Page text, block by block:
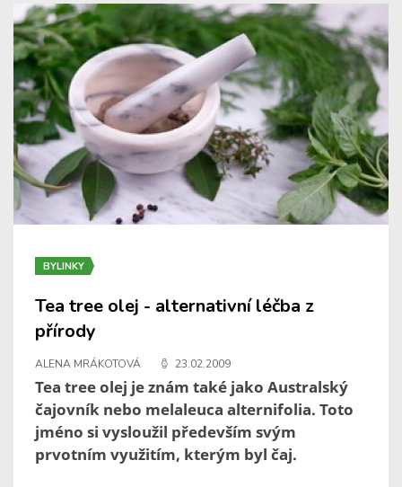
BYLINKY
Tea tree olej - alternativní léčba z
přírody
ALENA MRÁKOTOVÁ 23.02.2009
Tea tree olej je znám také jako Australský
čajovník nebo melaleuca alternifolia. Toto
jméno si vysloužil především svým
prvotním využitím, kterým byl čaj.